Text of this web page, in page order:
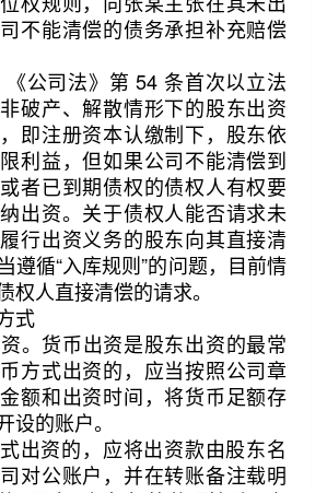
不能清偿的债务承担补充赔偿
公司法》第 54 条首次以立法
破产、解散情形下的股东出资
即注册资本认缴制下，股东依
利益，但如果公司不能清偿到
者已到期债权的债权人有权要
出资。关于债权人能否请求未
行出资义务的股东向其直接清
遵循“入库规则”的问题，目前情
权人直接清偿的请求。
式
货币出资是股东出资的最常
方式出资的，应当按照公司章
额和出资时间，将货币足额存
设的账户。
资的，应将出资款由股东名
对公账户，并在转账备注载明